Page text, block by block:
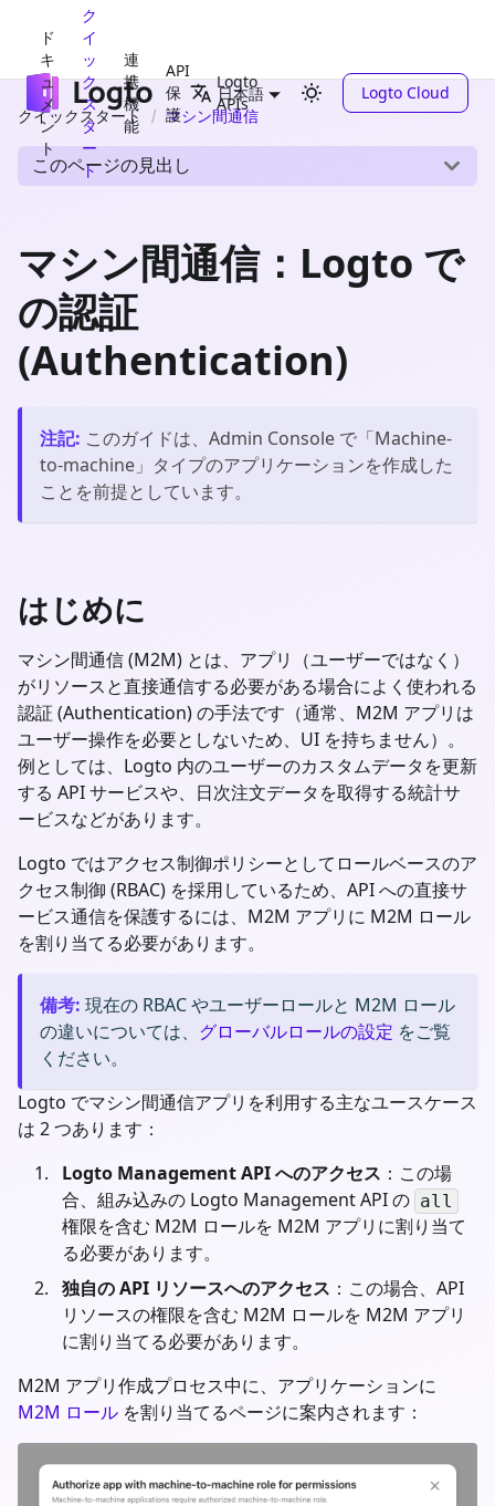
ド
キ
ュ
メ
ン
ト
ク
イ
ッ
ク
ス
タ
ー
ト
連
携
機
能
API
保
護
Logto
APIs
日本語
Logto Cloud
クイックスタート
マシン間通信
このページの見出し
マシン間通信：Logto で
の認証
(Authentication)
注記: このガイドは、Admin Console で「Machine-
to-machine 」タイプのアプリケーションを作成した
ことを前提としています。
はじめに
マシン間通信 (M2M) とは、アプリ（ユーザーではなく）
がリソースと直接通信する必要がある場合によく使われる
認証 (Authentication) の手法です（通常、M2M アプリは
ユーザー操作を必要としないため、UI を持ちません）。
例としては、Logto 内のユーザーのカスタムデータを更新
する API サービスや、日次注文データを取得する統計サ
ービスなどがあります。
Logto ではアクセス制御ポリシーとしてロールベースのア
クセス制御 (RBAC) を採用しているため、API への直接サ
ービス通信を保護するには、M2M アプリに M2M ロール
を割り当てる必要があります。
備考: 現在の RBAC やユーザーロールと M2M ロール
の違いについては、 グローバルロールの設定 をご覧
ください。
Logto でマシン間通信アプリを利用する主なユースケース
は 2 つあります：
Logto Management API へのアクセス ：この場
合、組み込みの Logto Management API の all
権限を含む M2M ロールを M2M アプリに割り当て
る必要があります。
独自の API リソースへのアクセス ：この場合、API
リソースの権限を含む M2M ロールを M2M アプリ
に割り当てる必要があります。
M2M アプリ作成プロセス中に、アプリケーションに
M2M ロール を割り当てるページに案内されます：